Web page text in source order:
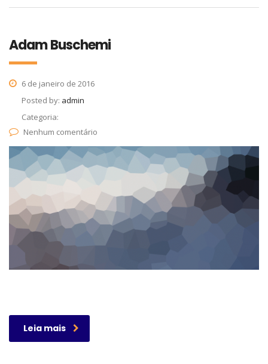
Adam Buschemi
6 de janeiro de 2016
Posted by: admin
Categoria:
Nenhum comentário
Leia mais